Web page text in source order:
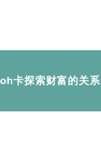
oh卡探索财富的关系